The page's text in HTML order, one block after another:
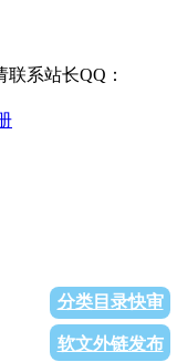
系站长QQ：
分类目录快审
软文外链发布